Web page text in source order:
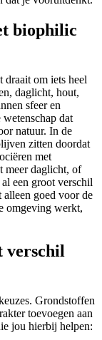
biophilic
om iets heel
daglicht, hout,
sfeer en
dat
natuur. In de
zitten doordat
met
meer daglicht, of
een groot verschil
goed voor de
omgeving werkt,
verschil
Grondstoffen
toevoegen aan
jou hierbij helpen: